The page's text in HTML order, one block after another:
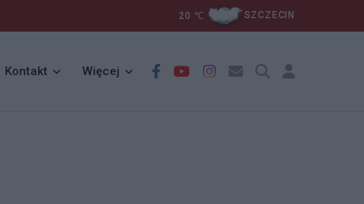
20 ℃ SZCZECIN
Kontakt Więcej